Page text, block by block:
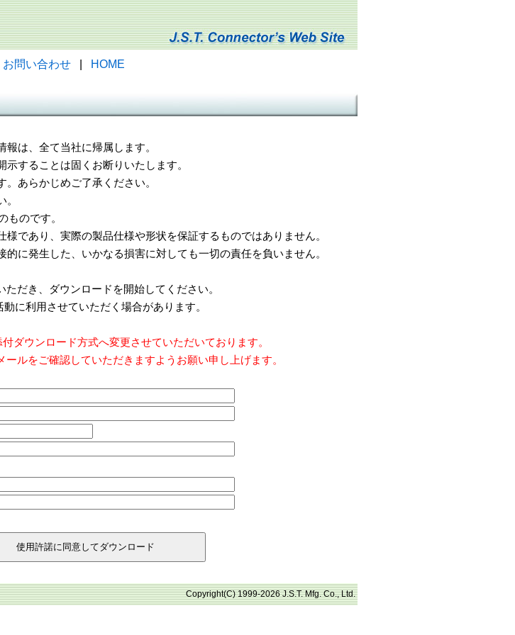
お問い合わせ HOME
は、全て当社に帰属します。
することは固くお断りいたします。
あらかじめご了承ください。
ものです。
であり、実際の製品仕様や形状を保証するものではありません。
に発生した、いかなる損害に対しても一切の責任を負いません。
だき、ダウンロードを開始してください。
に利用させていただく場合があります。
ダウンロード方式へ変更させていただいております。
ルをご確認していただきますようお願い申し上げます。
Copyright(C) 1999-2026 J.S.T. Mfg. Co., Ltd.